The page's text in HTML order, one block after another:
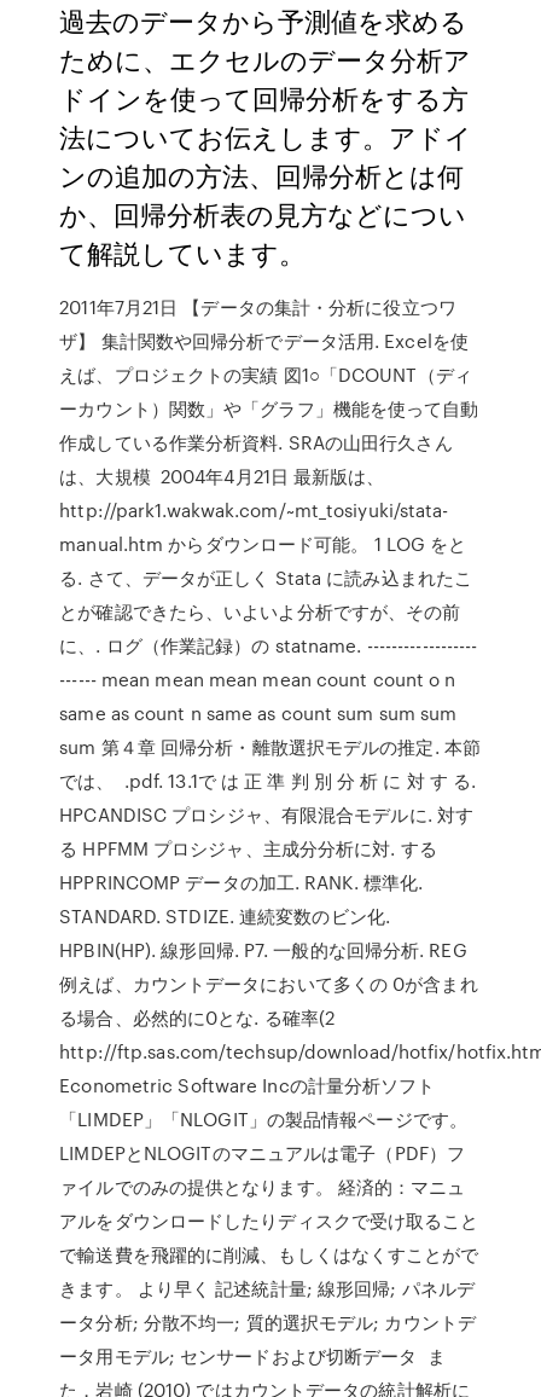
過去のデータから予測値を求める
ために、エクセルのデータ分析ア
ドインを使って回帰分析をする方
法についてお伝えします。アドイ
ンの追加の方法、回帰分析とは何
か、回帰分析表の見方などについ
て解説しています。
2011年7月21日 【データの集計・分析に役立つワ
ザ】 集計関数や回帰分析でデータ活用. Excelを使
えば、プロジェクトの実績 図1○「DCOUNT（ディ
ーカウント）関数」や「グラフ」機能を使って自動
作成している作業分析資料. SRAの山田行久さん
は、大規模 2004年4月21日 最新版は、
http://park1.wakwak.com/~mt_tosiyuki/stata-
manual.htm からダウンロード可能。 1 LOG をと
る. さて、データが正しく Stata に読み込まれたこ
とが確認できたら、いよいよ分析ですが、その前
に、. ログ（作業記録）の statname. ------------------
------ mean mean mean mean count count o n
same as count n same as count sum sum sum
sum 第４章 回帰分析・離散選択モデルの推定. 本節
では、 .pdf. 13.1で は 正 準 判 別 分 析 に 対 す る.
HPCANDISC プロシジャ、有限混合モデルに. 対す
る HPFMM プロシジャ、主成分分析に対. する
HPPRINCOMP データの加工. RANK. 標準化.
STANDARD. STDIZE. 連続変数のビン化.
HPBIN(HP). 線形回帰. P7. 一般的な回帰分析. REG
例えば、カウントデータにおいて多くの 0が含まれ
る場合、必然的に0とな. る確率(2
http://ftp.sas.com/techsup/download/hotfix/
Econometric Software Incの計量分析ソフト
「LIMDEP」「NLOGIT」の製品情報ページです。
LIMDEPとNLOGITのマニュアルは電子（PDF）フ
ァイルでのみの提供となります。 経済的：マニュ
アルをダウンロードしたりディスクで受け取ること
で輸送費を飛躍的に削減、もしくはなくすことがで
きます。 より早く 記述統計量; 線形回帰; パネルデ
ータ分析; 分散不均一; 質的選択モデル; カウントデ
ータ用モデル; センサードおよび切断データ ま
た，岩崎 (2010) ではカウントデータの統計解析に